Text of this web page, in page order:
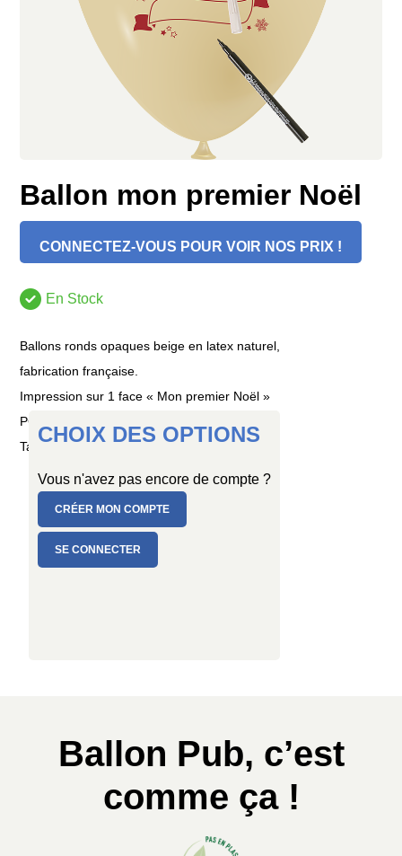
Ballon mon premier Noël
CONNECTEZ-VOUS POUR VOIR NOS PRIX !
En Stock
Ballons ronds opaques beige en latex naturel,
fabrication française.
Impression sur 1 face « Mon premier Noël »
PC de 10 ballons + 1 feutre spécial latex
Taille : Ø 30/34 cm
CHOIX DES OPTIONS
Vous n'avez pas encore de compte ?
CRÉER MON COMPTE
SE CONNECTER
Ballon Pub, c’est
comme ça !